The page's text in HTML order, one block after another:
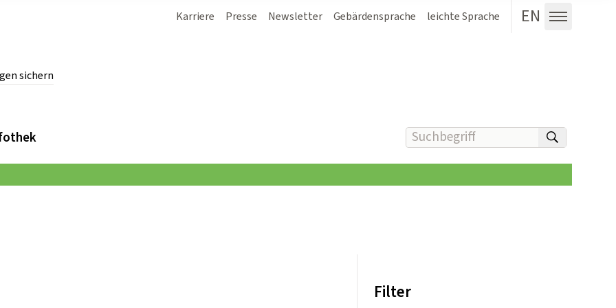
sichern
Karriere Presse Newsletter Gebärdensprache leichte Sprache EN
Menü
Suchbegriff(e) eingeben
Filter